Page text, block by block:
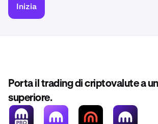
Inizia
Porta il trading di criptovalute a
superiore.